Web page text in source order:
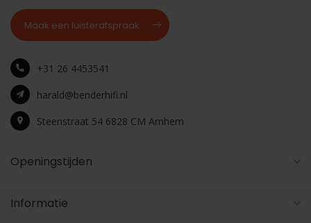
Maak een luisterafspraak
+31 26 4453541
harald@benderhifi.nl
Steenstraat 54 6828 CM Arnhem
Openingstijden
Informatie